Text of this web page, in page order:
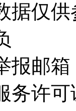
据仅
报邮箱
许可